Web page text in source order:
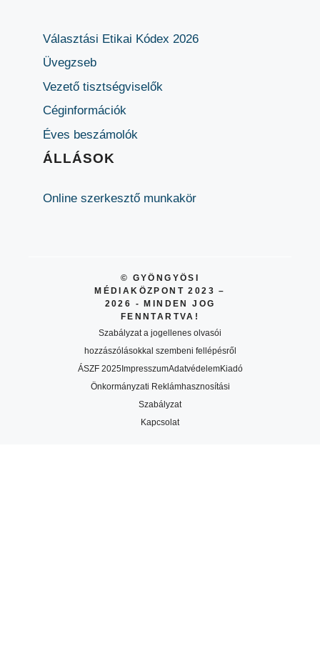
Választási Etikai Kódex 2026
Üvegzseb
Vezető tisztségviselők
Céginformációk
Éves beszámolók
ÁLLÁSOK
Online szerkesztő munkakör
© GYÖNGYÖSI
MÉDIAKÖZPONT 2023 –
2026 - MINDEN JOG
FENNTARTVA!
Szabályzat a jogellenes olvasói
hozzászólásokkal szembeni fellépésről
ÁSZF 2025ImpresszumAdatvédelemKiadó
Önkormányzati Reklámhasznosítási
Szabályzat
Kapcsolat